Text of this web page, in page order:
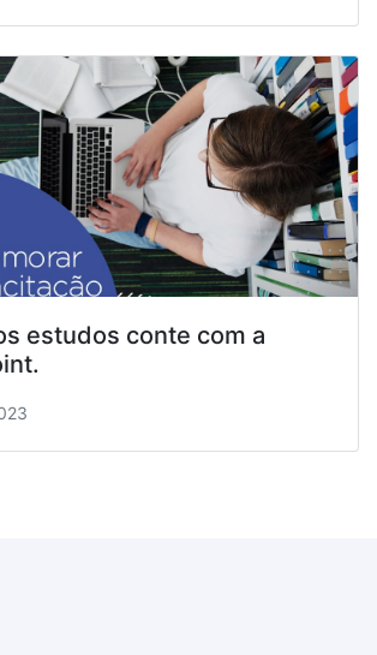
estudos conte com a